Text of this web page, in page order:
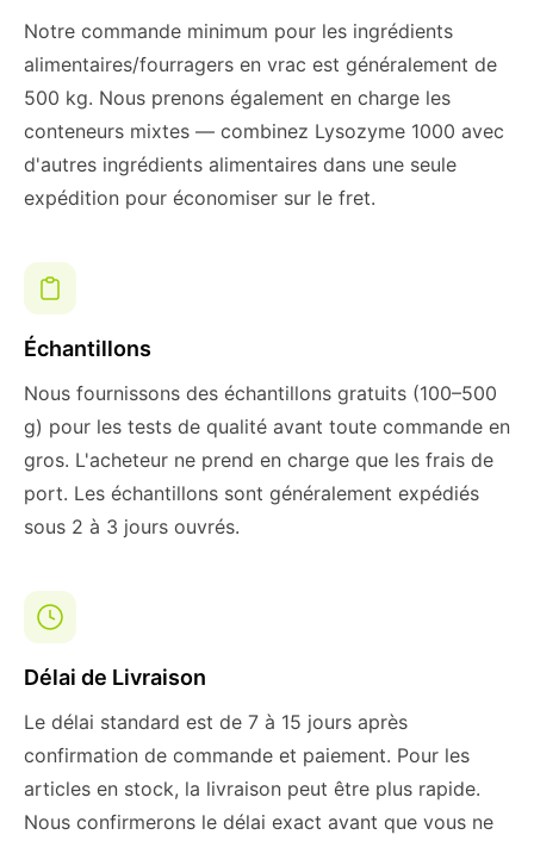
Notre commande minimum pour les ingrédients
alimentaires/fourragers en vrac est généralement de
500 kg. Nous prenons également en charge les
conteneurs mixtes — combinez Lysozyme 1000 avec
d'autres ingrédients alimentaires dans une seule
expédition pour économiser sur le fret.
Échantillons
Nous fournissons des échantillons gratuits (100–500
g) pour les tests de qualité avant toute commande en
gros. L'acheteur ne prend en charge que les frais de
port. Les échantillons sont généralement expédiés
sous 2 à 3 jours ouvrés.
Délai de Livraison
Le délai standard est de 7 à 15 jours après
confirmation de commande et paiement. Pour les
articles en stock, la livraison peut être plus rapide.
Nous confirmerons le délai exact avant que vous ne